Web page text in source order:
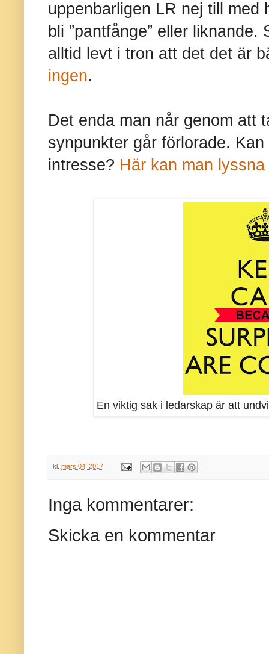
uppenbarligen LR nej till
bli ”pantfånge” eller
alltid levt i tron att det det är
ingen.
Det enda man når genom att
synpunkter går förlorade.
intresse? Här kan man
En viktig sak i ledarskap är att
kl. mars 04, 2017
Inga kommentarer:
Skicka en kommentar